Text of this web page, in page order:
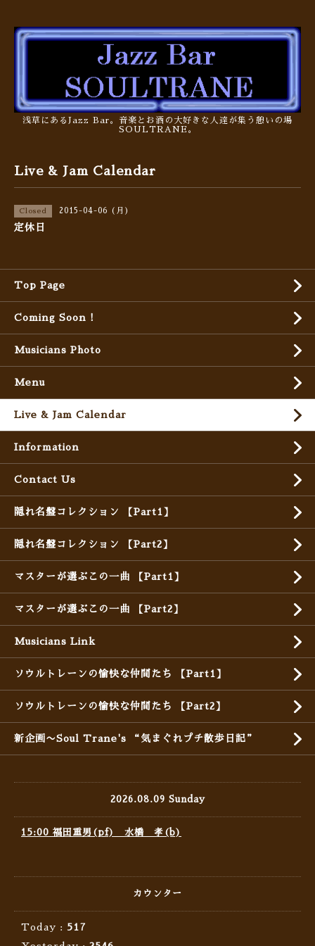
浅草にあるJazz Bar。音楽とお酒の大好きな人達が集う憩いの場
SOULTRANE。
Live & Jam Calendar
Closed 2015-04-06 (月)
定休日
Top Page
Coming Soon !
Musicians Photo
Menu
Live & Jam Calendar
Information
Contact Us
隠れ名盤コレクション 【Part1】
隠れ名盤コレクション 【Part2】
マスターが選ぶこの一曲 【Part1】
マスターが選ぶこの一曲 【Part2】
Musicians Link
ソウルトレーンの愉快な仲間たち 【Part1】
ソウルトレーンの愉快な仲間たち 【Part2】
新企画〜Soul Trane's “気まぐれプチ散歩日記”
2026.08.09 Sunday
15:00 福田重男(pf) 水橋 孝(b)
カウンター
Today : 517